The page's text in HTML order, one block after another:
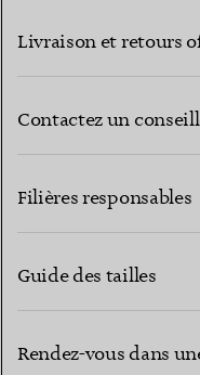
Livraison et retours
Contactez un
Filières responsables
Guide des tailles
Rendez-vous dans